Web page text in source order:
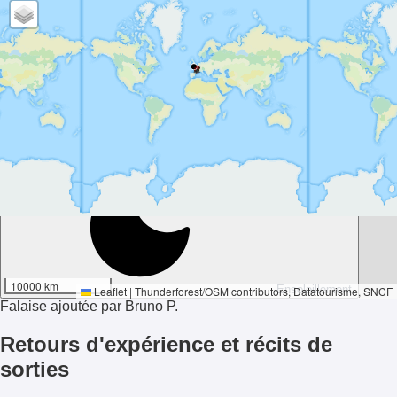
Ensoleillement
10000 km Leaflet | Thunderforest/OSM contributors, Datatourisme, SNCF
Falaise ajoutée par Bruno P.
Retours d'expérience et récits de
sorties